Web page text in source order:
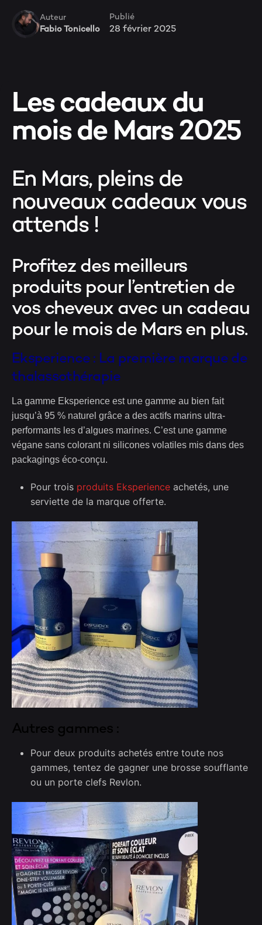
Auteur
Fabio Tonicello
Publié
28 février 2025
Les cadeaux du
mois de Mars 2025
En Mars, pleins de
nouveaux cadeaux vous
attends !
Profitez des meilleurs
produits pour l’entretien de
vos cheveux avec un cadeau
pour le mois de Mars en plus.
Eksperience : La première marque de
thalassothérapie
La gamme Eksperience est une gamme au bien fait
jusqu’à 95 % naturel grâce a des actifs marins ultra-
performants les d’algues marines. C’est une gamme
végane sans colorant ni silicones volatiles mis dans des
packagings éco-conçu.
Pour trois produits Eksperience achetés, une
serviette de la marque offerte.
Autres gammes :
Pour deux produits achetés entre toute nos
gammes, tentez de gagner une brosse soufflante
ou un porte clefs Revlon.